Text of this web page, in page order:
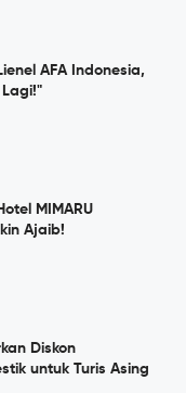
AFA Indonesia,
MIMARU
Ajaib!
Diskon
untuk Turis Asing